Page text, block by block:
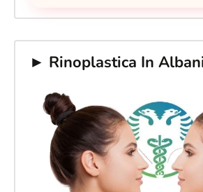
► Rinoplastica In